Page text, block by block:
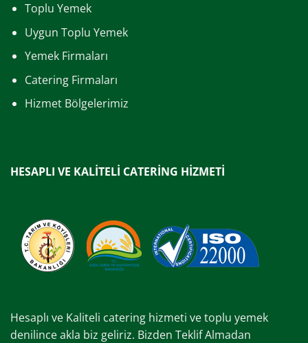
Toplu Yemek
Uygun Toplu Yemek
Yemek Firmaları
Catering Firmaları
Hizmet Bölgelerimiz
HESAPLI VE KALİTELİ CATERİNG HİZMETİ
Hesaplı ve Kaliteli catering hizmeti ve toplu yemek
denilince akla biz geliriz. Bizden Teklif Almadan